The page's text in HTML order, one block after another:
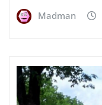
Madman